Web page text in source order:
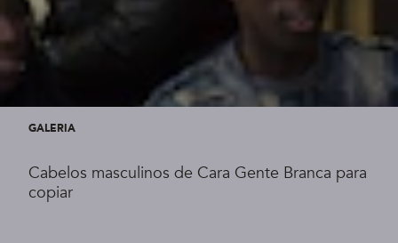
GALERIA
Cabelos masculinos de Cara Gente Branca para
copiar